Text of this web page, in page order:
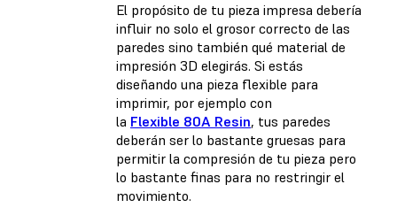
El propósito de tu pieza impresa debería
influir no solo el grosor correcto de las
paredes sino también qué material de
impresión 3D elegirás. Si estás
diseñando una pieza flexible para
imprimir, por ejemplo con
la Flexible 80A Resin, tus paredes
deberán ser lo bastante gruesas para
permitir la compresión de tu pieza pero
lo bastante finas para no restringir el
movimiento.